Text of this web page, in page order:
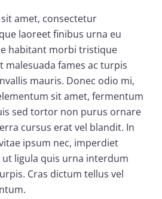
amet, consectetur
laoreet finibus urna eu
habitant morbi tristique
malesuada fames ac turpis
mauris. Donec odio mi,
sit amet, fermentum
sed tortor non purus ornare
cursus erat vel blandit. In
ipsum nec, imperdiet
ligula quis urna interdum
Cras dictum tellus vel